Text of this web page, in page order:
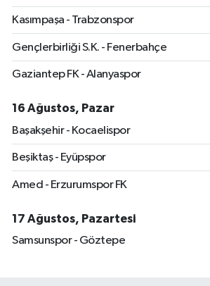
Kasımpaşa - Trabzonspor
Gençlerbirliği S.K. - Fenerbahçe
Gaziantep FK - Alanyaspor
16 Ağustos, Pazar
Başakşehir - Kocaelispor
Beşiktaş - Eyüpspor
Amed - Erzurumspor FK
17 Ağustos, Pazartesi
Samsunspor - Göztepe